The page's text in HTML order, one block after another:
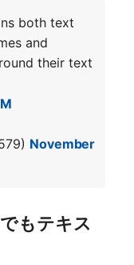
both text
and
their text
November
もテキス